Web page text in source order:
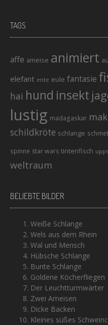
TAGS
affe ameise animiert
elefant ente eule fantasie
hai hund insekt
lustig madagaskar
schildkröte schlange
spinne star wars tintenfisch upps
weltraum
BELIEBTE BILDER
Weiße Schlange
Wels aus dem Rhein
Wal und Mensch
Hübsche Schlange
Bunte Schlange
Goldene Köcherfliegen
Der Leuchtturmwärter
Zwei Ameisen
Dicke Backen
Kleines süßes